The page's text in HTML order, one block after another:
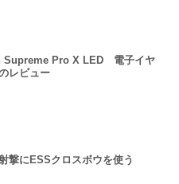
Supreme Pro X LED 電子イヤ
レビュー
撃にESSクロスボウを使う